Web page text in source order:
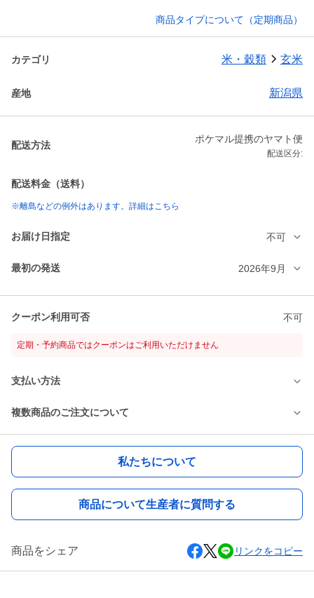
商品タイプについて（定期商品）
カテゴリ 米・穀類 玄米
産地 新潟県
配送方法
ポケマル提携のヤマト便
配送区分:
配送料金（送料）
※離島などの例外はあります。詳細はこちら
お届け日指定 不可
最初の発送 2026年9月
クーポン利用可否 不可
定期・予約商品ではクーポンはご利用いただけません
支払い方法
複数商品のご注文について
私たちについて
商品について生産者に質問する
商品をシェア リンクをコピー